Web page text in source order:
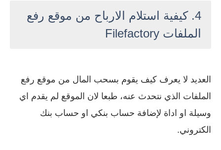
4. كيفية استلام الارباح من موقع رفع
الملفات Filefactory
العديد لا يعرف كيف يقوم بسحب المال من موقع رفع
الملفات الذي نتحدث عنه، طبعا لان الموقع لم يقدم اي
وسيلة او اداة لإضافة حساب بنكي او حساب بنك
الكتروني.